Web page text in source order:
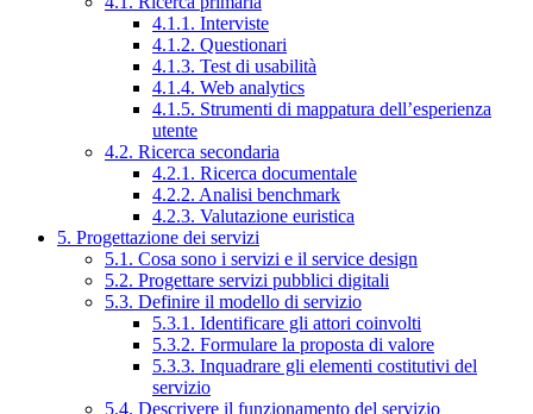
4.1.1. Interviste
4.1.2. Questionari
4.1.3. Test di usabilità
4.1.4. Web analytics
4.1.5. Strumenti di mappatura dell’esperienza
utente
4.2. Ricerca secondaria
4.2.1. Ricerca documentale
4.2.2. Analisi benchmark
4.2.3. Valutazione euristica
5. Progettazione dei servizi
5.1. Cosa sono i servizi e il service design
5.2. Progettare servizi pubblici digitali
5.3. Definire il modello di servizio
5.3.1. Identificare gli attori coinvolti
5.3.2. Formulare la proposta di valore
5.3.3. Inquadrare gli elementi costitutivi del
servizio
5.4. Descrivere il funzionamento del servizio